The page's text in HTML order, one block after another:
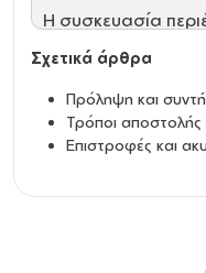
Η συσκευασία
αυτοκόλλητη κόλα,
Διάσταση: 4cm
Τοποθέτηση: Με
Βάση στήριξης
Σχετικά άρθρα
Πρόληψη και
Τρόποι αποστολής
Επιστροφές και